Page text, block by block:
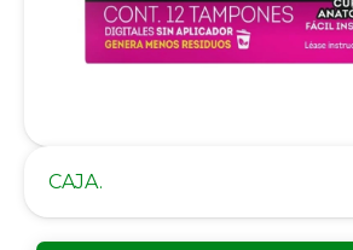
CAJA.